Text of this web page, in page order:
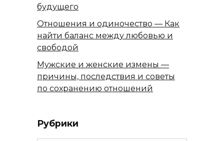
будущего
Отношения и одиночество — Как
найти баланс между любовью и
свободой
Мужские и женские измены —
причины, последствия и советы
по сохранению отношений
Рубрики